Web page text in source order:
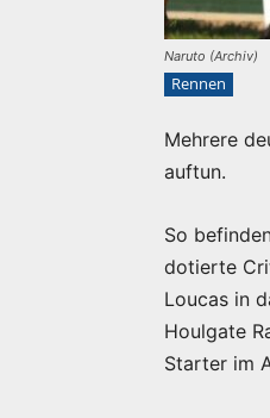
Naruto (Archiv)
Rennen
Mehrere
auftun.
So
dotierte
Loucas in
Houlgate
Starter im